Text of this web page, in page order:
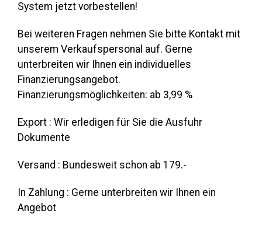
System jetzt vorbestellen!
Bei weiteren Fragen nehmen Sie bitte Kontakt mit
unserem Verkaufspersonal auf. Gerne
unterbreiten wir Ihnen ein individuelles
Finanzierungsangebot.
Finanzierungsmöglichkeiten: ab 3,99 %
Export : Wir erledigen für Sie die Ausfuhr
Dokumente
Versand : Bundesweit schon ab 179.-
In Zahlung : Gerne unterbreiten wir Ihnen ein
Angebot